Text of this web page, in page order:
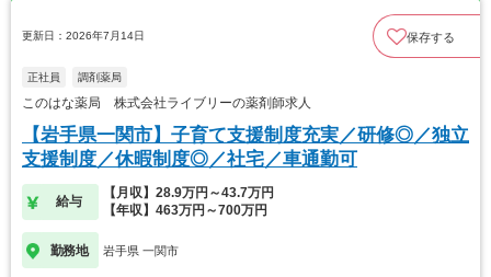
更新日：2026年7月14日 保存する
正社員 調剤薬局
このはな薬局 株式会社ライブリーの薬剤師求人
【岩手県一関市】子育て支援制度充実／研修◎／独立
支援制度／休暇制度◎／社宅／車通勤可
給与
【月収】28.9万円～43.7万円
【年収】463万円～700万円
勤務地 岩手県 一関市